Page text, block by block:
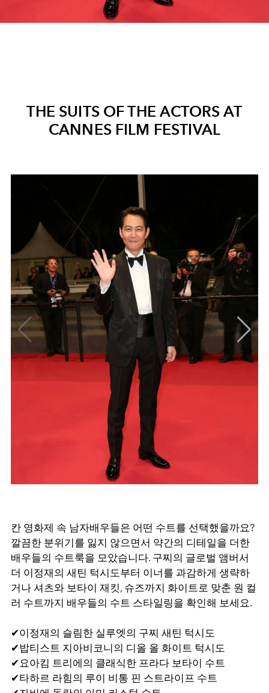
THE SUITS OF THE ACTORS AT
CANNES FILM FESTIVAL
칸 영화제 속 남자배우들은 어떤 수트를 선택했을까요?
깔끔한 분위기를 잃지 않으면서 약간의 디테일을 더한
배우들의 수트룩을 모았습니다. 구찌의 글로벌 앰버서
더 이정재의 새틴 턱시도부터 이너를 과감하게 생략하
거나 셔츠와 보타이 재킷, 슈즈까지 화이트로 맞춘 원 컬
러 수트까지 배우들의 수트 스타일링을 확인해 보세요.
✔이정재의 슬림한 실루엣의 구찌 새틴 턱시도
✔밥티스트 지아비코니의 디올 올 화이트 턱시도
✔요아킴 트리에의 클래식한 프라다 보타이 수트
✔타하르 라힘의 루이 비통 핀 스트라이프 수트